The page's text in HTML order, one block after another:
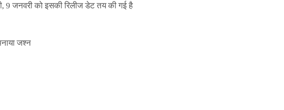
9 जनवरी को इसकी रिलीज डेट तय की गई है
जश्न
लूथरा को मिली जान से मारने की
पैटर्न का खुलासा